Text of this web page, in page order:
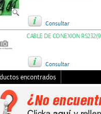
Consultar
CABLE DE CONEXION
Consultar
encontrados